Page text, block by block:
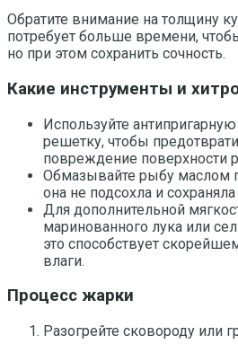
Обратите внимание на толщину
потребует больше времени,
но при этом сохранить сочность.
Какие инструменты и
Используйте
решетку, чтобы
повреждение поверхности
Обмазывайте рыбу маслом
она не подсохла и
Для дополнительной
маринованного лука или
это способствует
влаги.
Процесс жарки
Разогрейте сковороду или